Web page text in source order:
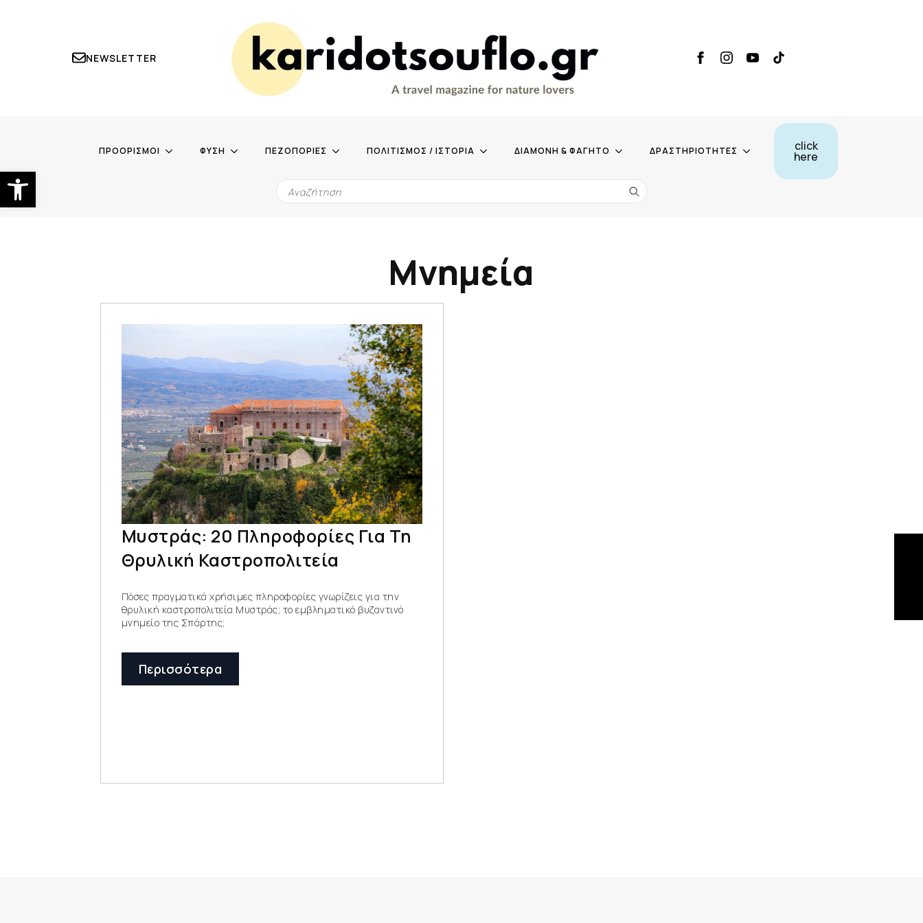
Ανοίξτε τη γραμμή εργαλείων
NEWSLETTER
ΠΡΟΟΡΙΣΜΟΙ ΦΥΣΗ ΠΕΖΟΠΟΡΙΕΣ ΠΟΛΙΤΙΣΜΟΣ / ΙΣΤΟΡΙΑ ΔΙΑΜΟΝΗ & ΦΑΓΗΤΟ ΔΡΑΣΤΗΡΙΟΤΗΤΕΣ click
here
Μνημεία
Μυστράς: 20 Πληροφορίες Για Τη
Θρυλική Καστροπολιτεία
Πόσες πραγματικά χρήσιμες πληροφορίες γνωρίζεις για την
θρυλική καστροπολιτεία Μυστράς; το εμβληματικό βυζαντινό
μνημείο της Σπάρτης;
Περισσότερα